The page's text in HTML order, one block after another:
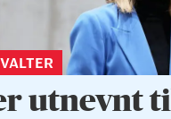
utnevnt